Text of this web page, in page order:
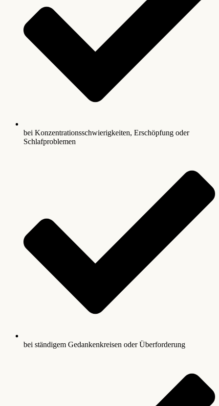
bei Konzentrationsschwierigkeiten, Erschöpfung oder
Schlafproblemen
bei ständigem Gedankenkreisen oder Überforderung